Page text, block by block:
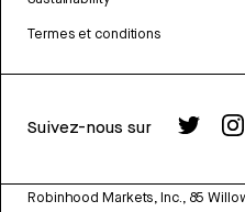
Termes et conditions
Suivez-nous sur
Robinhood Markets, Inc., 85